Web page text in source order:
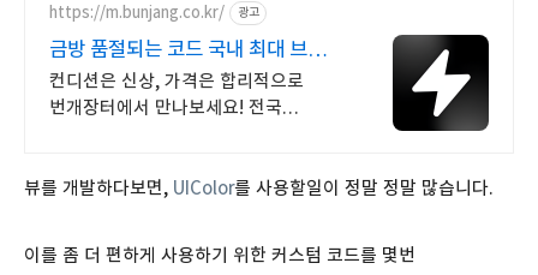
https://m.bunjang.co.kr/ 광고
금방 품절되는 코드 국내 최대 브랜드
중고거래
컨디션은 신상, 가격은 합리적으로
번개장터에서 만나보세요! 전국
뷰를 개발하다보면, UIColor를 사용할일이 정말 정말 많습니다.
이를 좀 더 편하게 사용하기 위한 커스텀 코드를 몇번